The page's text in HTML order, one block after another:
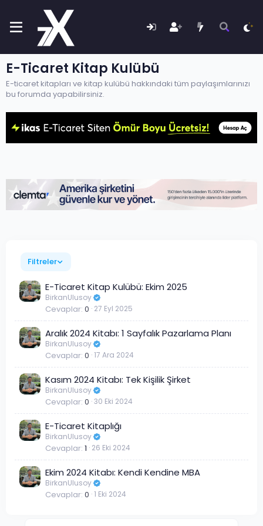
E-Ticaret Kitap Kulübü
E-ticaret kitapları ve kitap kulübü hakkındaki tüm paylaşımlarınızı
bu forumda yapabilirsiniz.
Filtreler
E-Ticaret Kitap Kulübü: Ekim 2025
BirkanUlusoy
Cevaplar 0 27 Eyl 2025
Aralık 2024 Kitabı: 1 Sayfalık Pazarlama Planı
BirkanUlusoy
Cevaplar 0 17 Ara 2024
Kasım 2024 Kitabı: Tek Kişilik Şirket
BirkanUlusoy
Cevaplar 0 30 Eki 2024
E-Ticaret Kitaplığı
BirkanUlusoy
Cevaplar 1 26 Eki 2024
Ekim 2024 Kitabı: Kendi Kendine MBA
BirkanUlusoy
Cevaplar 0 1 Eki 2024